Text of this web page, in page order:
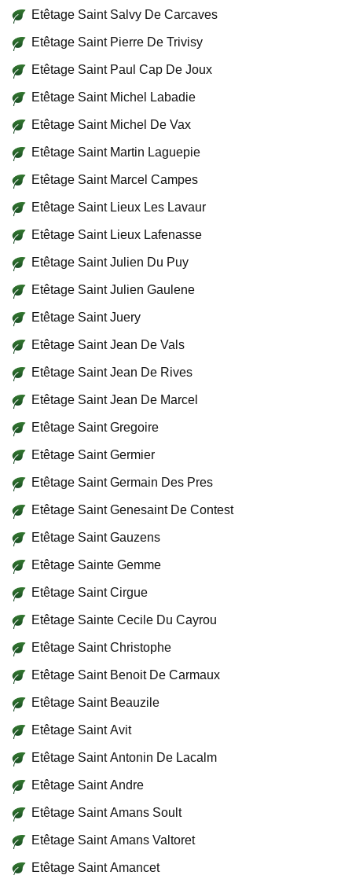
Etêtage Saint Salvy De Carcaves
Etêtage Saint Pierre De Trivisy
Etêtage Saint Paul Cap De Joux
Etêtage Saint Michel Labadie
Etêtage Saint Michel De Vax
Etêtage Saint Martin Laguepie
Etêtage Saint Marcel Campes
Etêtage Saint Lieux Les Lavaur
Etêtage Saint Lieux Lafenasse
Etêtage Saint Julien Du Puy
Etêtage Saint Julien Gaulene
Etêtage Saint Juery
Etêtage Saint Jean De Vals
Etêtage Saint Jean De Rives
Etêtage Saint Jean De Marcel
Etêtage Saint Gregoire
Etêtage Saint Germier
Etêtage Saint Germain Des Pres
Etêtage Saint Genesaint De Contest
Etêtage Saint Gauzens
Etêtage Sainte Gemme
Etêtage Saint Cirgue
Etêtage Sainte Cecile Du Cayrou
Etêtage Saint Christophe
Etêtage Saint Benoit De Carmaux
Etêtage Saint Beauzile
Etêtage Saint Avit
Etêtage Saint Antonin De Lacalm
Etêtage Saint Andre
Etêtage Saint Amans Soult
Etêtage Saint Amans Valtoret
Etêtage Saint Amancet